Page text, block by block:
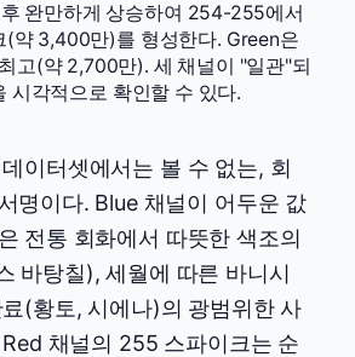
완만하게 상승하여 254-255에서
(약 3,400만)를 형성한다. Green은
고(약 2,700만). 세 채널이 "일관"되
시각적으로 확인할 수 있다.
이터셋에서는 볼 수 없는, 회
명이다. Blue 채널이 어두운 값
전통 회화에서 따뜻한 색조의
바탕칠), 세월에 따른 바니시
(황토, 시에나)의 광범위한 사
채널의 255 스파이크는 순